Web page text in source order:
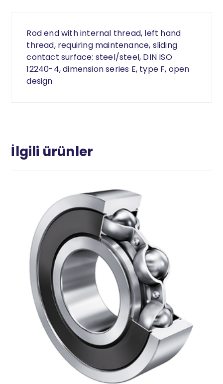
Rod end with internal thread, left hand
thread, requiring maintenance, sliding
contact surface: steel/steel, DIN ISO
12240-4, dimension series E, type F, open
design
İlgili ürünler